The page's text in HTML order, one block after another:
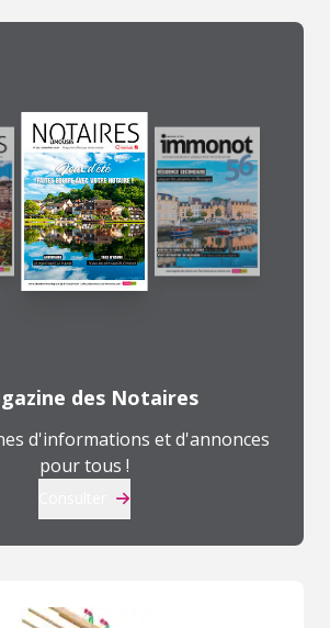
des Notaires
d'informations et d'annonces
pour tous !